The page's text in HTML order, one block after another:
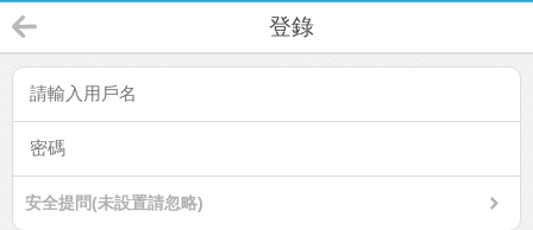
登錄
安全提問(未設置請忽略)